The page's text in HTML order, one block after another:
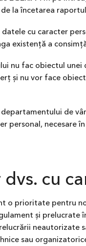
la încetarea
cu caracter
existență a
nu fac obiectul
și nu vor face
de
personal, necesare
cu
o prioritate pentru
și
neautorizate
sau